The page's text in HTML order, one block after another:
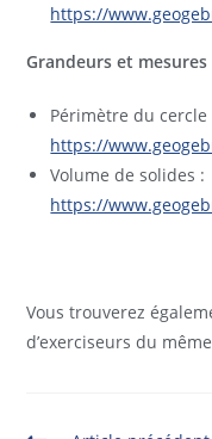
https://
Grandeurs et mesures
Périmètre du cercle
https://
Volume de solides :
https://
Vous trouverez
d’exerciseurs du